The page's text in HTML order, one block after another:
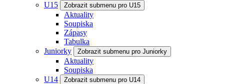
U15
Zobrazit submenu pro U15
Aktuality
Soupiska
Zápasy
Tabulka
Juniorky
Zobrazit submenu pro Juniorky
Aktuality
Soupiska
U14
Zobrazit submenu pro U14